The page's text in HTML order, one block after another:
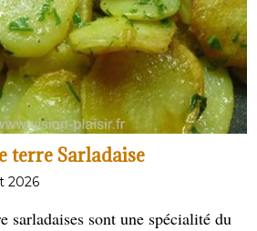
terre Sarladaise
2026
sarladaises sont une spécialité du